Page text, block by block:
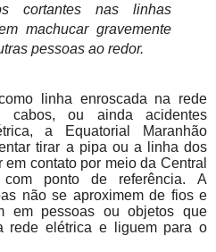
cortantes nas linhas
machucar gravemente
pessoas ao redor.
linha enroscada na rede
cabos, ou ainda acidentes
a Equatorial Maranhão
tirar a pipa ou a linha dos
contato por meio da Central
ponto de referência. A
não se aproximem de fios e
em pessoas ou objetos que
rede elétrica e liguem para o